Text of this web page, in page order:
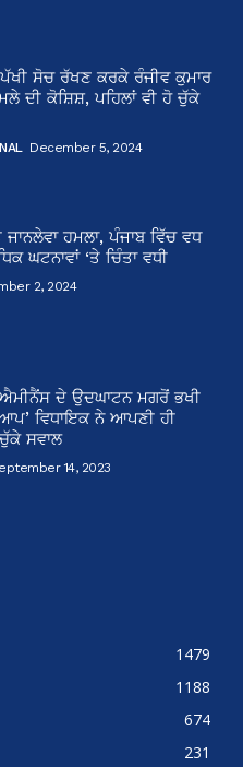
ਪੱਖੀ ਸੋਚ ਰੱਖਣ ਕਰਕੇ ਰੰਜੀਵ ਕੁਮਾਰ
ਦੀ ਕੋਸ਼ਿਸ਼, ਪਹਿਲਾਂ ਵੀ ਹੋ ਚੁੱਕੇ
December 5, 2024
ਜਾਨਲੇਵਾ ਹਮਲਾ, ਪੰਜਾਬ ਵਿੱਚ ਵਧ
ਘਟਨਾਵਾਂ ‘ਤੇ ਚਿੰਤਾ ਵਧੀ
2, 2024
ਦੇ ਉਦਘਾਟਨ ਮਗਰੋਂ ਭਖੀ
ਵਿਧਾਇਕ ਨੇ ਆਪਣੀ ਹੀ
ਸਵਾਲ
14, 2023
1479
1188
674
231